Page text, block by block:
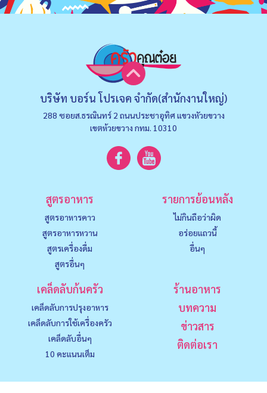
บริษัท บอร์น โปรเจค จำกัด(สำนักงานใหญ่)
288 ซอยส.ธรณินทร์ 2 ถนนประชาอุทิศ แขวงหัวยขวาง
เขตห้วยขวาง กทม. 10310
สูตรอาหาร
สูตรอาหารคาว
สูตรอาหารหวาน
สูตรเครื่องดื่ม
สูตรอื่นๆ
รายการย้อนหลัง
ไม่กินถือว่าผิด
อร่อยแถวนี้
อื่นๆ
เคล็ดลับก้นครัว
เคล็ดลับการปรุงอาหาร
เคล็ดลับการใช้เครื่องครัว
เคล็ดลับอื่นๆ
10 คะแนนเต็ม
ร้านอาหาร
บทความ
ข่าวสาร
ติดต่อเรา